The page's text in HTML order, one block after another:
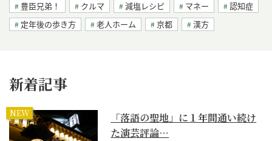
豊臣兄弟！ クルマ 減塩レシピ マネー
認知症
定年後の歩き方
老人ホーム 京都 漢方
新着記事
NEW
「落語の聖地」に１年間通い続け
た演芸評論…